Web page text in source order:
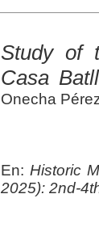
Study of
Casa
Onecha
En: Historic
2025): 2nd-